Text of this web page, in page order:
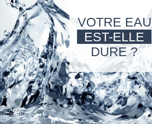
VOTRE EAU
EST-ELLE
DURE ?